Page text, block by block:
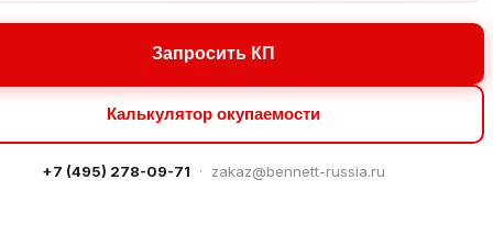
Запросить КП
Калькулятор окупаемости
+7 (495) 278-09-71 · zakaz@bennett-russia.ru